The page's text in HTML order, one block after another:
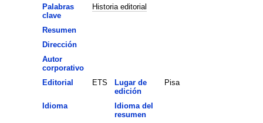
Palabras
clave
Historia editorial
Resumen
Dirección
Autor
corporativo
Editorial
ETS
Lugar de
edición
Pisa
Idioma
Idioma del
resumen